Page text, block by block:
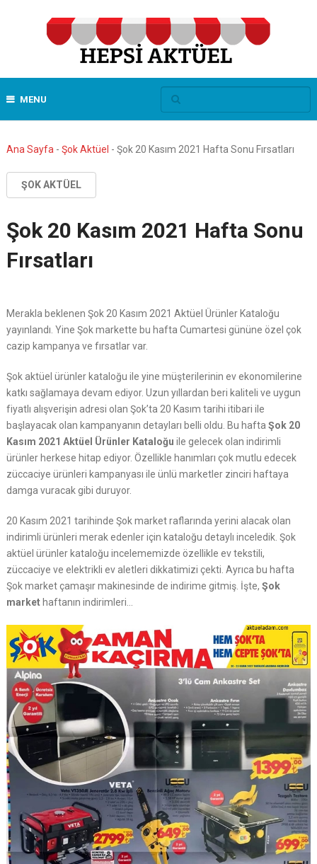
MENU
Ana Sayfa - Şok Aktüel - Şok 20 Kasım 2021 Hafta Sonu Fırsatları
ŞOK AKTÜEL
Şok 20 Kasım 2021 Hafta Sonu
Fırsatları
Merakla beklenen Şok 20 Kasım 2021 Aktüel Ürünler Kataloğu
yayınlandı. Yine Şok markette bu hafta Cumartesi gününe özel çok
cazip kampanya ve fırsatlar var.
Şok aktüel ürünler kataloğu ile yine müşterilerinin ev ekonomilerine
katkı sağlamaya devam ediyor. Uzun yıllardan beri kaliteli ve uygun
fiyatlı alışverişin adresi olan Şok’ta 20 Kasım tarihi itibari ile
başlayacak olan kampanyanın detayları belli oldu. Bu hafta Şok 20
Kasım 2021 Aktüel Ürünler Kataloğu ile gelecek olan indirimli
ürünler herkese hitap ediyor. Özellikle hanımları çok mutlu edecek
züccaciye ürünleri kampanyası ile ünlü marketler zinciri haftaya
damga vuracak gibi duruyor.
20 Kasım 2021 tarihinde Şok market raflarında yerini alacak olan
indirimli ürünleri merak edenler için kataloğu detaylı inceledik. Şok
aktüel ürünler kataloğu incelememizde özellikle ev tekstili,
züccaciye ve elektrikli ev aletleri dikkatimizi çekti. Ayrıca bu hafta
Şok market çamaşır makinesinde de indirime gitmiş. İşte, Şok
markethaftanın indirimleri…